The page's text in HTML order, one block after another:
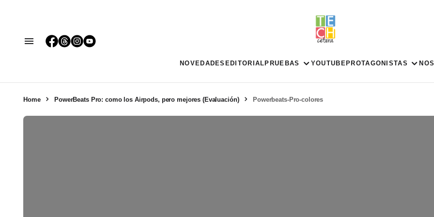
NOVEDADES EDITORIAL PRUEBAS YOUTUBE PROTAGONISTAS
Home PowerBeats Pro: como los Airpods, pero mejores (Evaluación) Powerbeats-Pro-colores